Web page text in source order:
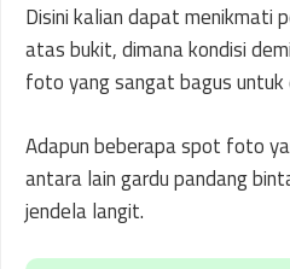
Disini kalian dapat menikmati
atas bukit, dimana kondisi
foto yang sangat bagus untuk
Adapun beberapa spot foto
antara lain gardu pandang
jendela langit.